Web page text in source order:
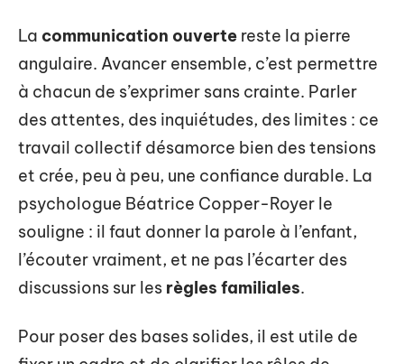
La communication ouverte reste la pierre
angulaire. Avancer ensemble, c’est permettre
à chacun de s’exprimer sans crainte. Parler
des attentes, des inquiétudes, des limites : ce
travail collectif désamorce bien des tensions
et crée, peu à peu, une confiance durable. La
psychologue Béatrice Copper-Royer le
souligne : il faut donner la parole à l’enfant,
l’écouter vraiment, et ne pas l’écarter des
discussions sur les règles familiales.
Pour poser des bases solides, il est utile de